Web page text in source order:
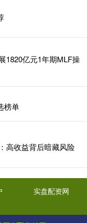
1820亿元1年期MLF操
榜单
高收益背后暗藏风险
实盘配资网